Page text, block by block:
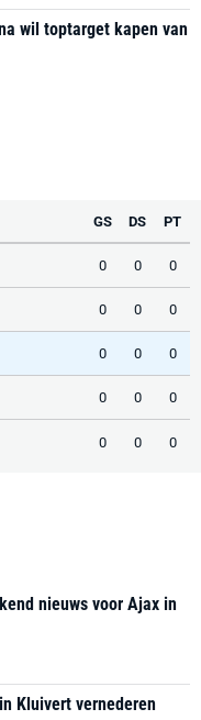
wil toptarget kapen van
GS DS PT
0 0 0
0 0 0
0 0 0
0 0 0
0 0 0
nieuws voor Ajax in
Kluivert vernederen